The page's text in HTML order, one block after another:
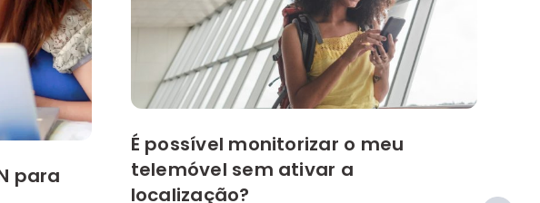
para
É possível monitorizar o meu
telemóvel sem ativar a
localização?